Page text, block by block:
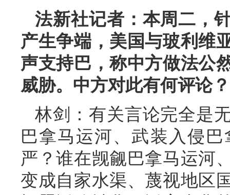
法新社记者：本周二，
产生争端，美国与玻利维
声支持巴，称中方做法公
威胁。中方对此有何评论？
林剑：有关言论完全是
巴拿马运河、武装入侵
严？谁在觊觎巴拿马运河
变成自家水渠、蔑视地区